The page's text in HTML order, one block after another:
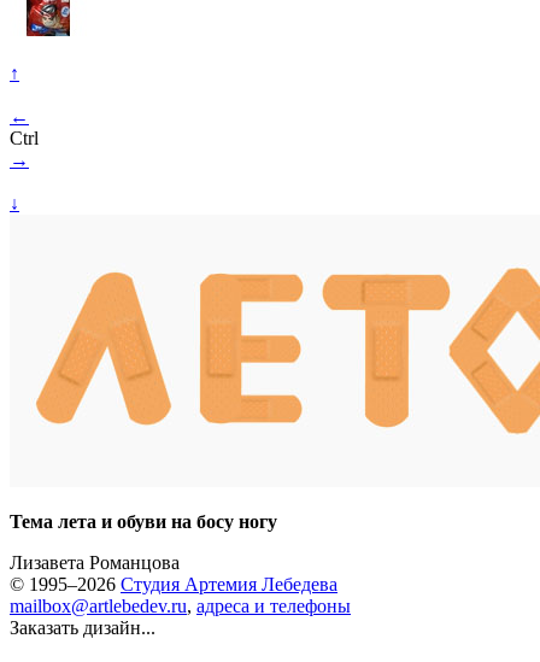
↑
←
Ctrl
→
↓
Тема лета и обуви на босу ногу
Лизавета Романцова
© 1995–2026 Студия Артемия Лебедева
mailbox@artlebedev.ru, адреса и телефоны
Заказать дизайн...